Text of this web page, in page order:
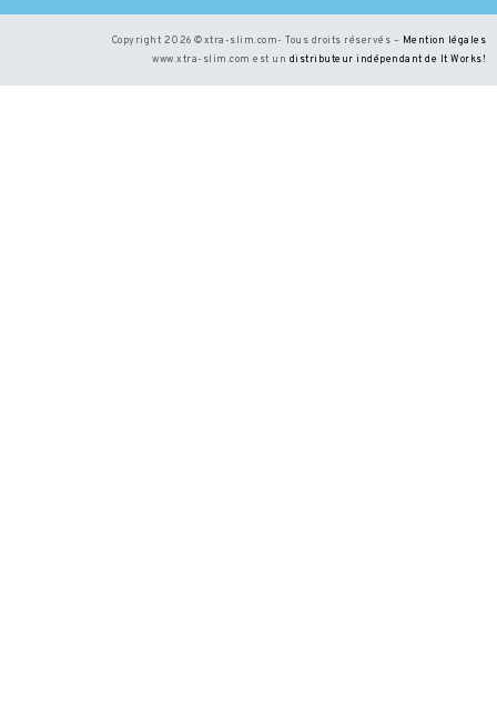
Copyright 2026 ©xtra-slim.com- Tous droits réservés – Mention légales
www.xtra-slim.com est un distributeur indépendant de It Works!